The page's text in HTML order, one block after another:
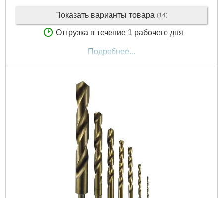
Показать варианты товара (14)
Отгрузка в течение 1 рабочего дня
Подробнее...